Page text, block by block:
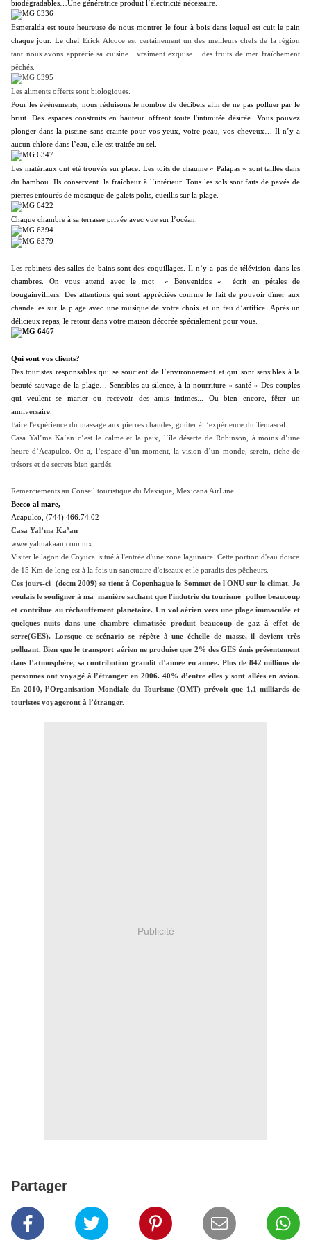
biodégradables…Une génératrice produit l’électricité nécessaire.
Esmeralda est toute heureuse de nous montrer le four à bois dans lequel est cuit le pain
chaque jour. Le chef Erick Alcoce est certainement un des meilleurs chefs de la région
tant nous avons apprécié sa cuisine....vraiment exquise ...des fruits de mer fraîchement
pêchés.
Les aliments offerts sont biologiques.
Pour les évènements, nous réduisons le nombre de décibels afin de ne pas polluer par le
bruit. Des espaces construits en hauteur offrent toute l'intimitée désirée. Vous pouvez
plonger dans la piscine sans crainte pour vos yeux, votre peau, vos cheveux… Il n’y a
aucun chlore dans l’eau, elle est traitée au sel.
Les matériaux ont été trouvés sur place. Les toits de chaume « Palapas » sont taillés dans
du bambou. Ils conservent la fraîcheur à l’intérieur. Tous les sols sont faits de pavés de
pierres entourés de mosaïque de galets polis, cueillis sur la plage.
Chaque chambre à sa terrasse privée avec vue sur l’océan.
Les robinets des salles de bains sont des coquillages. Il n’y a pas de télévision dans les
chambres. On vous attend avec le mot « Benvenidos « écrit en pétales de
bougainvilliers. Des attentions qui sont appréciées comme le fait de pouvoir dîner aux
chandelles sur la plage avec une musique de votre choix et un feu d’artifice. Après un
délicieux repas, le retour dans votre maison décorée spécialement pour vous.
Qui sont vos clients?
Des touristes responsables qui se soucient de l’environnement et qui sont sensibles à la
beauté sauvage de la plage… Sensibles au silence, à la nourriture « santé » Des couples
qui veulent se marier ou recevoir des amis intimes... Ou bien encore, fêter un
anniversaire.
Faire l'expérience du massage aux pierres chaudes, goûter à l’expérience du Temascal.
Casa Yal’ma Ka’an c’est le calme et la paix, l’île déserte de Robinson, à moins d’une
heure d’Acapulco. On a, l’espace d’un moment, la vision d’un monde, serein, riche de
trésors et de secrets bien gardés.
Remerciements au Conseil touristique du Mexique, Mexicana AirLine
Becco al mare,
Acapulco, (744) 466.74.02
Casa Yal’ma Ka’an
www.yalmakaan.com.mx
Visiter le lagon de Coyuca situé à l'entrée d'une zone lagunaire. Cette portion d'eau douce
de 15 Km de long est à la fois un sanctuaire d'oiseaux et le paradis des pêcheurs.
Ces jours-ci (decm 2009) se tient à Copenhague le Sommet de l'ONU sur le climat. Je
voulais le souligner à ma manière sachant que l'indutrie du tourisme
pollue beaucoup
et contribue au réchauffement planétaire. Un vol aérien vers une plage immaculée et
quelques nuits dans une chambre climatisée produit beaucoup de gaz à effet de
serre(GES). Lorsque ce scénario se répète à une échelle de masse, il devient très
polluant. Bien que le transport aérien ne produise que 2% des GES émis présentement
dans l’atmosphère, sa contribution grandit d’année en année. Plus de 842 millions de
personnes ont voyagé à l’étranger en 2006. 40% d’entre elles y sont allées en avion.
En 2010, l’Organisation Mondiale du Tourisme (OMT) prévoit que 1,1 milliards de
touristes voyageront à l’étranger.
Publicité
Partager